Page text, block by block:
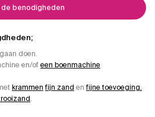
de benodigheden
doen.
en/ofeen boenmachine
krammen fijn zand en fijne toevoeging.
.